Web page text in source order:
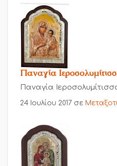
Παναγία
Παναγία
24 Ιουλίου 2017 σε